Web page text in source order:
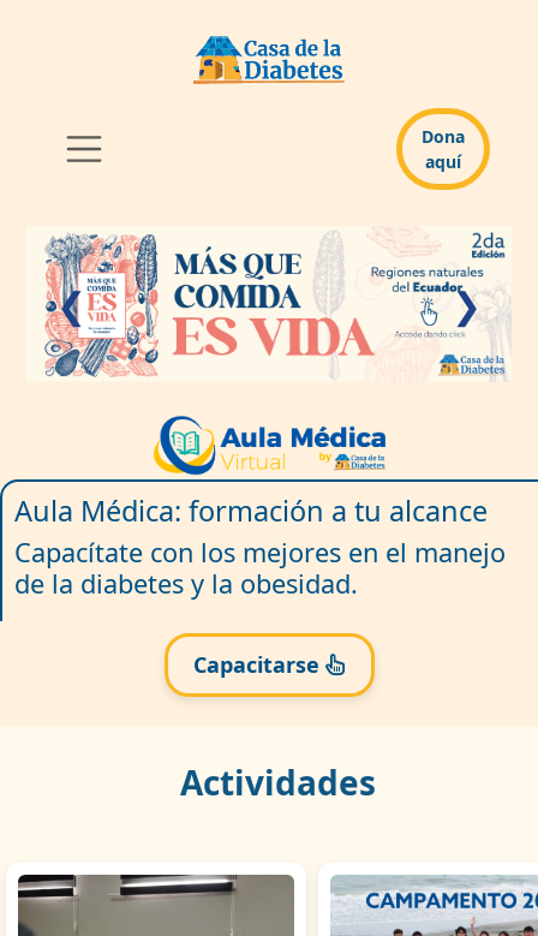
Dona
aquí
❮ ❯
Aula Médica: formación a tu alcance
Capacítate con los mejores en el manejo
de la diabetes y la obesidad.
Capacitarse
Actividades